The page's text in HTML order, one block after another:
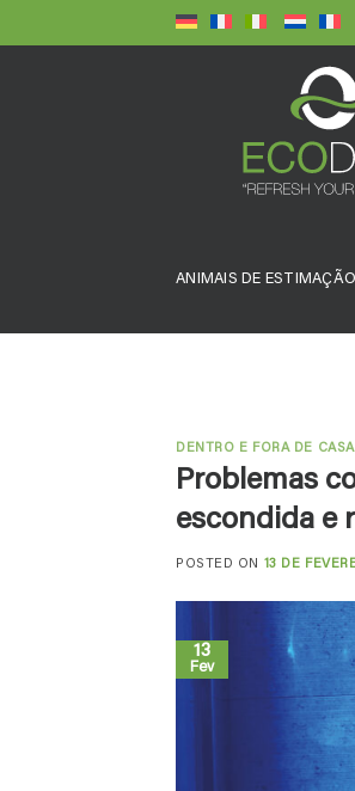
to
ANIMAIS DE ESTIMAÇÃO
DENTRO E FORA DE CASA
Problemas
escondida e
POSTED ON 13 DE
13
Fev